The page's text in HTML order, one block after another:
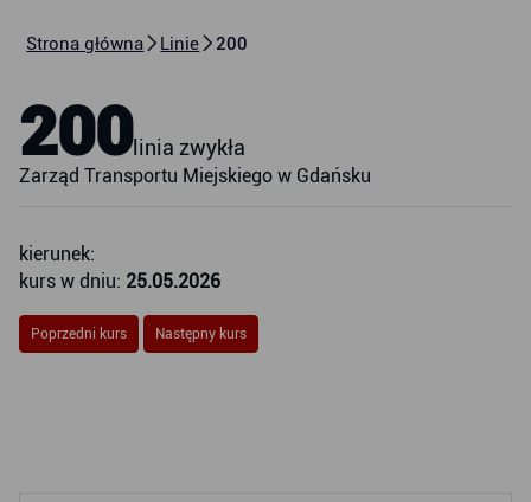
Strona główna Linie 200
200linia zwykła
Zarząd Transportu Miejskiego w Gdańsku
kierunek:
kurs w dniu: 25.05.2026
Poprzedni kurs Następny kurs